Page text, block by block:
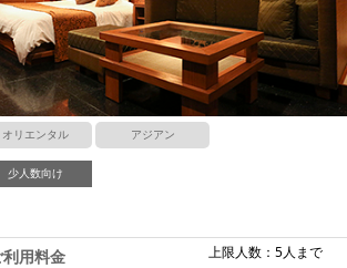
オリエンタル アジアン
少人数向け
上限人数：5人まで
利用料金